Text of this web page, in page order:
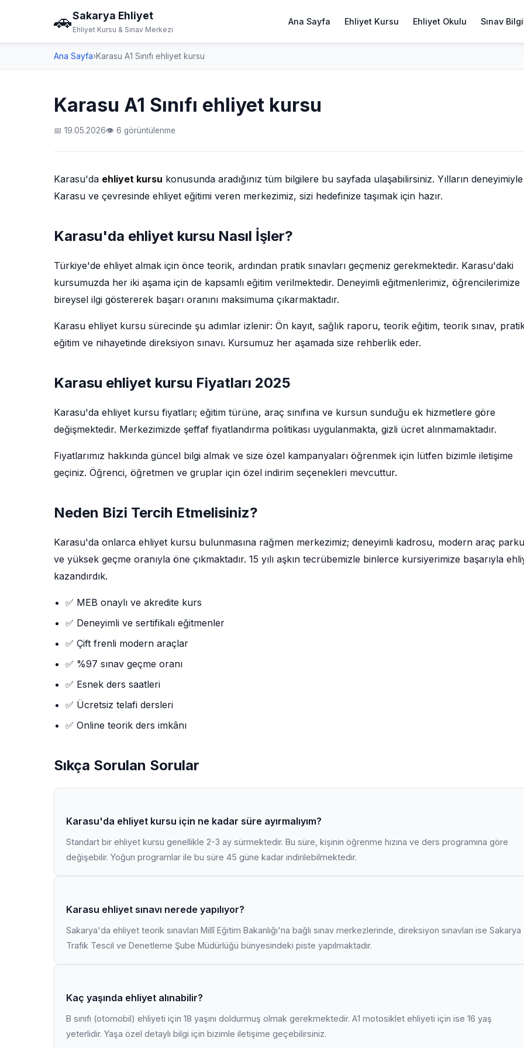
🚗Sakarya Ehliyet
Ehliyet Kursu & Sınav Merkezi
Ana Sayfa Ehliyet Kursu Ehliyet Okulu Sınav
Ana Sayfa›Karasu A1 Sınıfı ehliyet kursu
Karasu A1 Sınıfı ehliyet kursu
📅 19.05.2026👁 6 görüntülenme
Karasu'da ehliyet kursu konusunda aradığınız tüm bilgilere bu sayfada ulaşabilirsiniz. Yılların deneyimiyle
Karasu ve çevresinde ehliyet eğitimi veren merkezimiz, sizi hedefinize taşımak için hazır.
Karasu'da ehliyet kursu Nasıl İşler?
Türkiye'de ehliyet almak için önce teorik, ardından pratik sınavları geçmeniz gerekmektedir. Karasu'daki
kursumuzda her iki aşama için de kapsamlı eğitim verilmektedir. Deneyimli eğitmenlerimiz, öğrencilerimize
bireysel ilgi göstererek başarı oranını maksimuma çıkarmaktadır.
Karasu ehliyet kursu sürecinde şu adımlar izlenir: Ön kayıt, sağlık raporu, teorik eğitim, teorik sınav,
eğitim ve nihayetinde direksiyon sınavı. Kursumuz her aşamada size rehberlik eder.
Karasu ehliyet kursu Fiyatları 2025
Karasu'da ehliyet kursu fiyatları; eğitim türüne, araç sınıfına ve kursun sunduğu ek hizmetlere göre
değişmektedir. Merkezimizde şeffaf fiyatlandırma politikası uygulanmakta, gizli ücret alınmamaktadır.
Fiyatlarımız hakkında güncel bilgi almak ve size özel kampanyaları öğrenmek için lütfen bizimle iletişime
geçiniz. Öğrenci, öğretmen ve gruplar için özel indirim seçenekleri mevcuttur.
Neden Bizi Tercih Etmelisiniz?
Karasu'da onlarca ehliyet kursu bulunmasına rağmen merkezimiz; deneyimli kadrosu, modern araç
ve yüksek geçme oranıyla öne çıkmaktadır. 15 yılı aşkın tecrübemizle binlerce kursiyerimize başarıyla
kazandırdık.
✅ MEB onaylı ve akredite kurs
✅ Deneyimli ve sertifikalı eğitmenler
✅ Çift frenli modern araçlar
✅ %97 sınav geçme oranı
✅ Esnek ders saatleri
✅ Ücretsiz telafi dersleri
✅ Online teorik ders imkânı
Sıkça Sorulan Sorular
Karasu'da ehliyet kursu için ne kadar süre ayırmalıyım?
Standart bir ehliyet kursu genellikle 2-3 ay sürmektedir. Bu süre, kişinin öğrenme hızına ve ders programına göre
değişebilir. Yoğun programlar ile bu süre 45 güne kadar indirilebilmektedir.
Karasu ehliyet sınavı nerede yapılıyor?
Sakarya'da ehliyet teorik sınavları Millî Eğitim Bakanlığı'na bağlı sınav merkezlerinde, direksiyon sınavları ise Sakarya
Trafik Tescil ve Denetleme Şube Müdürlüğü bünyesindeki piste yapılmaktadır.
Kaç yaşında ehliyet alınabilir?
B sınıfı (otomobil) ehliyeti için 18 yaşını doldurmuş olmak gerekmektedir. A1 motosiklet ehliyeti için ise 16 yaş
yeterlidir. Yaşa özel detaylı bilgi için bizimle iletişime geçebilirsiniz.